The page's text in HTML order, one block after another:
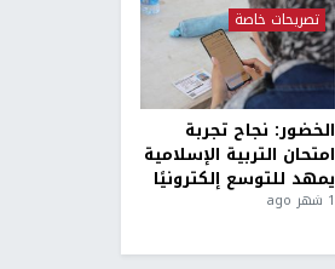
تصريحات خاصة
الخضور: نجاح تجربة
امتحان التربية الإسلامية
يمهد للتوسع إلكترونيًا
1 شهر ago